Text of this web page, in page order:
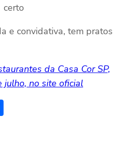
certo
e convidativa, tem pratos
da Casa Cor SP,
no site oficial